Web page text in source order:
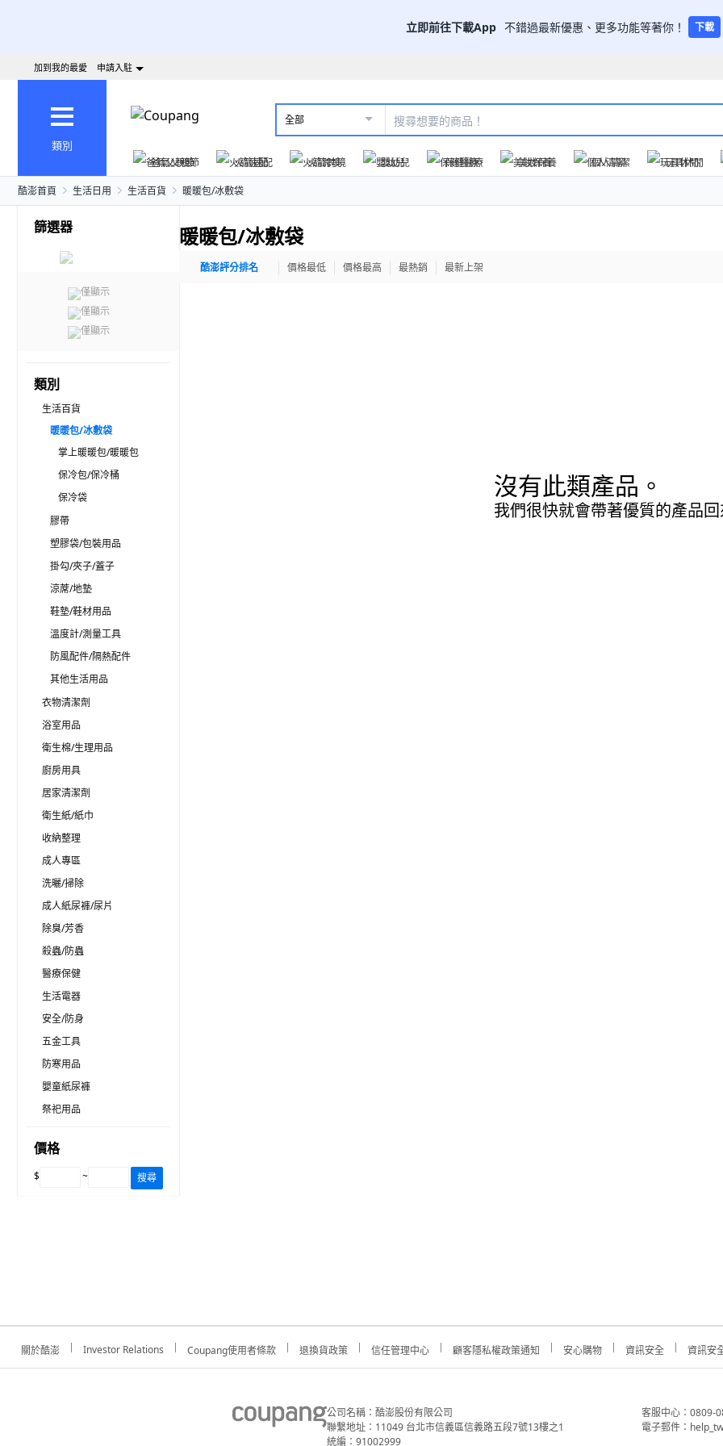
立即前往下載App 不錯過最新優惠、更多功能等著你！ 下載
加到我的最愛 申請入駐
類別
全部
爸氣父親節 火箭速配 火箭跨境 嬰幼兒 保健醫療 美妝保養 個人清潔 玩具休閒
酷澎首頁 生活日用 生活百貨 暖暖包/冰敷袋
篩選器
僅顯示
僅顯示
僅顯示
類別
生活百貨
暖暖包/冰敷袋
掌上暖暖包/暖暖包
保冷包/保冷桶
保冷袋
膠帶
塑膠袋/包裝用品
掛勾/夾子/蓋子
涼蓆/地墊
鞋墊/鞋材用品
溫度計/測量工具
防風配件/隔熱配件
其他生活用品
衣物清潔劑
浴室用品
衛生棉/生理用品
廚房用具
居家清潔劑
衛生紙/紙巾
收納整理
成人專區
洗曬/掃除
成人紙尿褲/尿片
除臭/芳香
殺蟲/防蟲
醫療保健
生活電器
安全/防身
五金工具
防寒用品
嬰童紙尿褲
祭祀用品
價格
$ ~ 搜尋
暖暖包/冰敷袋
酷澎評分排名 價格最低 價格最高 最熱銷 最新上架
沒有此類產品。
我們很快就會帶著優質的產品
關於酷澎 Investor Relations Coupang使用者條款 退換貨政策 信任管理中心 顧客隱私權政策通知 安心購物 資訊安全 資訊安
公司名稱：酷澎股份有限公司
聯繫地址：11049 台北市信義區信義路五段7號13樓之1
統編：91002999
客服中心：0809-
電子郵件：